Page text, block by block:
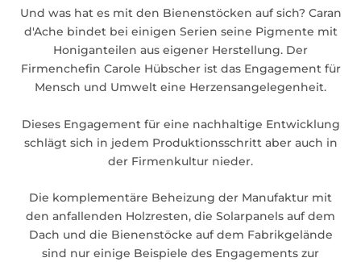
Und was hat es mit den Bienenstöcken auf sich? Caran
d'Ache bindet bei einigen Serien seine Pigmente mit
Honiganteilen aus eigener Herstellung. Der
Firmenchefin Carole Hübscher ist das Engagement für
Mensch und Umwelt eine Herzensangelegenheit.
Dieses Engagement für eine nachhaltige Entwicklung
schlägt sich in jedem Produktionsschritt aber auch in
der Firmenkultur nieder.
Die komplementäre Beheizung der Manufaktur mit
den anfallenden Holzresten, die Solarpanels auf dem
Dach und die Bienenstöcke auf dem Fabrikgelände
sind nur einige Beispiele des Engagements zur